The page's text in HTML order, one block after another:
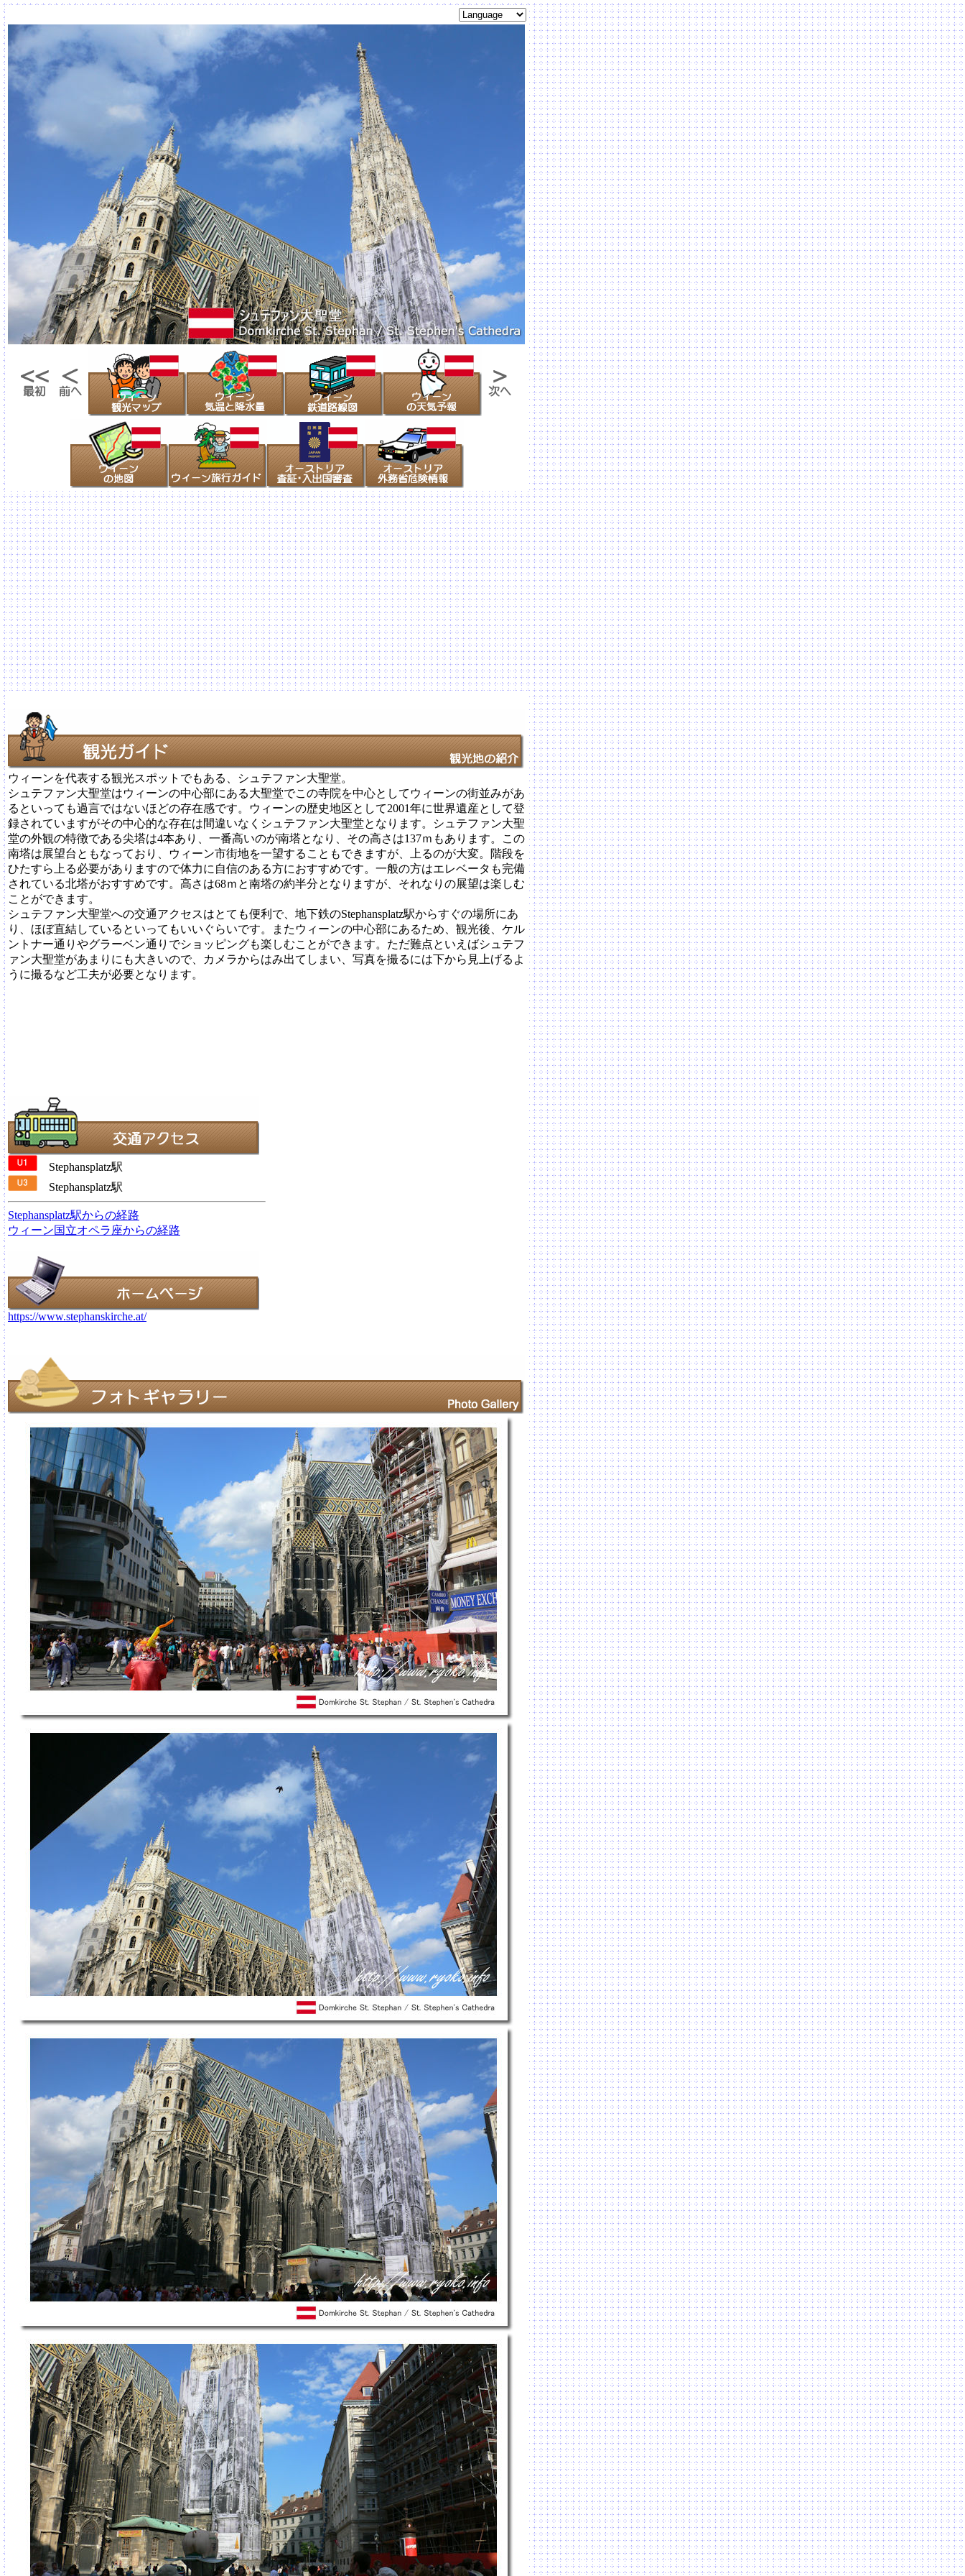
ウィーンを代表する観光スポットでもある、シュテファン大聖堂。
シュテファン大聖堂はウィーンの中心部にある大聖堂でこの寺院を中心としてウィーンの街並みがあ
るといっても過言ではないほどの存在感です。ウィーンの歴史地区として2001年に世界遺産として登
録されていますがその中心的な存在は間違いなくシュテファン大聖堂となります。シュテファン大聖
堂の外観の特徴である尖塔は4本あり、一番高いのが南塔となり、その高さは137ｍもあります。この
南塔は展望台ともなっており、ウィーン市街地を一望することもできますが、上るのが大変。階段を
ひたすら上る必要がありますので体力に自信のある方におすすめです。一般の方はエレベータも完備
されている北塔がおすすめです。高さは68ｍと南塔の約半分となりますが、それなりの展望は楽しむ
ことができます。
シュテファン大聖堂への交通アクセスはとても便利で、地下鉄のStephansplatz駅からすぐの場所にあ
り、ほぼ直結しているといってもいいぐらいです。またウィーンの中心部にあるため、観光後、ケル
ントナー通りやグラーベン通りでショッピングも楽しむことができます。ただ難点といえばシュテフ
ァン大聖堂があまりにも大きいので、カメラからはみ出てしまい、写真を撮るには下から見上げるよ
うに撮るなど工夫が必要となります。
Stephansplatz駅
Stephansplatz駅
Stephansplatz駅からの経路
ウィーン国立オペラ座からの経路
https://www.stephanskirche.at/